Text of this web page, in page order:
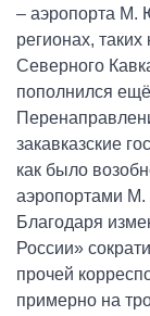
– аэропорта М.
регионах,
Северного
пополнился
закавказские
как было
аэропортами
Благодаря
России»
прочей
примерно на